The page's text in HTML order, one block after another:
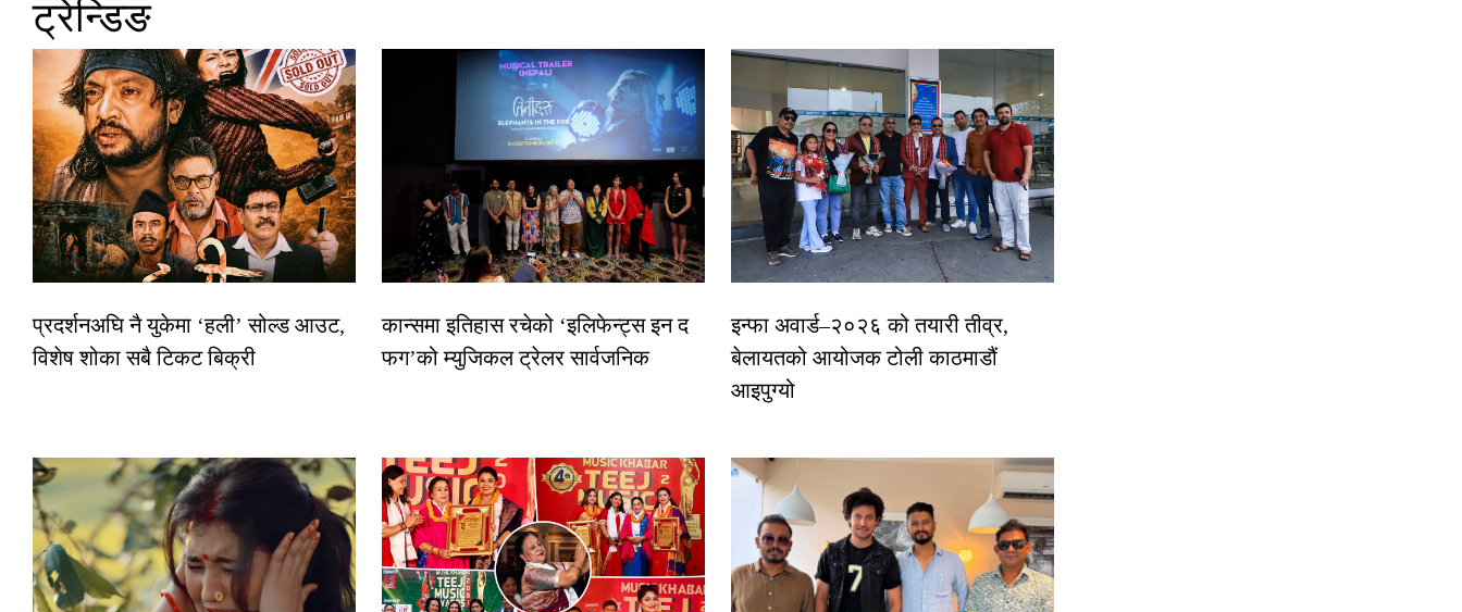
ट्रेन्डिङ
प्रदर्शनअघि नै युकेमा ‘हली’ सोल्ड आउट,
विशेष शोका सबै टिकट बिक्री
कान्समा इतिहास रचेको ‘इलिफेन्ट्स इन द
फग’को म्युजिकल ट्रेलर सार्वजनिक
इन्फा अवार्ड–२०२६ को तयारी तीव्र,
बेलायतको आयोजक टोली काठमाडौं
आइपुग्यो